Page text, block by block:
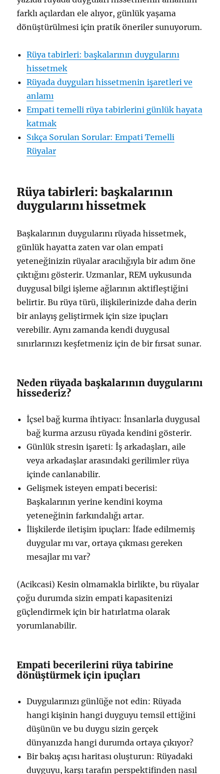
farklı açılardan ele alıyor, günlük yaşama
dönüştürülmesi için pratik öneriler sunuyorum.
Rüya tabirleri: başkalarının duygularını
hissetmek
Rüyada duyguları hissetmenin işaretleri ve
anlamı
Empati temelli rüya tabirlerini günlük hayata
katmak
Sıkça Sorulan Sorular: Empati Temelli
Rüyalar
Rüya tabirleri: başkalarının
duygularını hissetmek
Başkalarının duygularını rüyada hissetmek,
günlük hayatta zaten var olan empati
yeteneğinizin rüyalar aracılığıyla bir adım öne
çıktığını gösterir. Uzmanlar, REM uykusunda
duygusal bilgi işleme ağlarının aktifleştiğini
belirtir. Bu rüya türü, ilişkilerinizde daha derin
bir anlayış geliştirmek için size ipuçları
verebilir. Aynı zamanda kendi duygusal
sınırlarınızı keşfetmeniz için de bir fırsat sunar.
Neden rüyada başkalarının duygularını
hissederiz?
İçsel bağ kurma ihtiyacı: İnsanlarla duygusal
bağ kurma arzusu rüyada kendini gösterir.
Günlük stresin işareti: İş arkadaşları, aile
veya arkadaşlar arasındaki gerilimler rüya
içinde canlanabilir.
Gelişmek isteyen empati becerisi:
Başkalarının yerine kendini koyma
yeteneğinin farkındalığı artar.
İlişkilerde iletişim ipuçları: İfade edilmemiş
duygular mı var, ortaya çıkması gereken
mesajlar mı var?
(Acikcasi) Kesin olmamakla birlikte, bu rüyalar
çoğu durumda sizin empati kapasitenizi
güçlendirmek için bir hatırlatma olarak
yorumlanabilir.
Empati becerilerini rüya tabirine
dönüştürmek için ipuçları
Duygularınızı günlüğe not edin: Rüyada
hangi kişinin hangi duyguyu temsil ettiğini
düşünün ve bu duygu sizin gerçek
dünyanızda hangi durumda ortaya çıkıyor?
Bir bakış açısı haritası oluşturun: Rüyadaki
duyguyu, karşı tarafın perspektifinden nasıl